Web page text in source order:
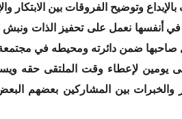
وتوضيح الفروقات بين الابتكار
أنفسها نعمل على تحفيز الذات ونبش
صاحبها ضمن دائرته ومحيطه في
يومين لإعطاء وقت الملتقى حقه
والخبرات بين المشاركين بعضهم